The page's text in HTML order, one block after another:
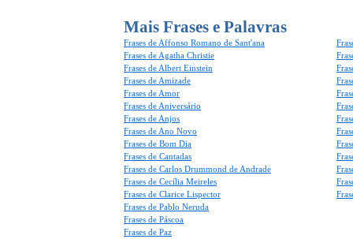
Mais Frases e Palavras
Frases de Affonso Romano de Sant'ana
Frases de Agatha Christie
Frases de Albert Einstein
Frases de Amizade
Frases de Amor
Frases de Aniversário
Frases de Anjos
Frases de Ano Novo
Frases de Bom Dia
Frases de Cantadas
Frases de Carlos Drummond de Andrade
Frases de Cecília Meireles
Frases de Clarice Lispector
Frases de Pablo Neruda
Frases de Páscoa
Frases de Paz